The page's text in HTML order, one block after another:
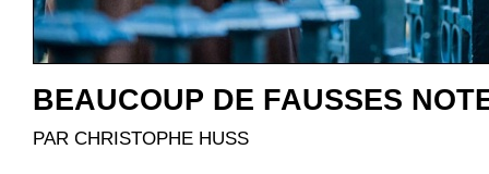
BEAUCOUP DE FAUSSES
PAR CHRISTOPHE HUSS